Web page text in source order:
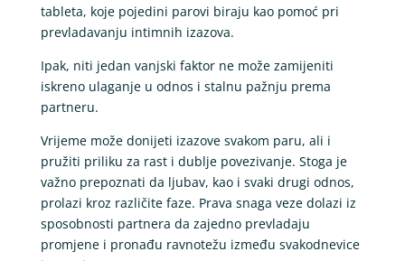
tableta, koje pojedini parovi biraju kao pomoć pri
prevladavanju intimnih izazova.
Ipak, niti jedan vanjski faktor ne može zamijeniti
iskreno ulaganje u odnos i stalnu pažnju prema
partneru.
Vrijeme može donijeti izazove svakom paru, ali i
pružiti priliku za rast i dublje povezivanje. Stoga je
važno prepoznati da ljubav, kao i svaki drugi odnos,
prolazi kroz različite faze. Prava snaga veze dolazi iz
sposobnosti partnera da zajedno prevladaju
promjene i pronađu ravnotežu između svakodnevice